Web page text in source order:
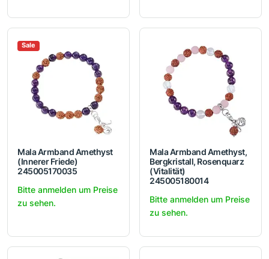
Sale
Mala Armband Amethyst
(Innerer Friede)
245005170035
Bitte anmelden um Preise
zu sehen.
Mala Armband Amethyst,
Bergkristall, Rosenquarz
(Vitalität)
245005180014
Bitte anmelden um Preise
zu sehen.